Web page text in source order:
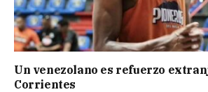
Un venezolano es refuerzo
Corrientes